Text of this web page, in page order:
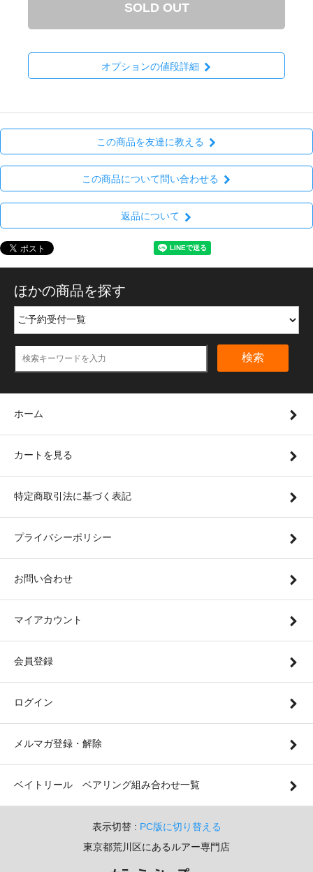
SOLD OUT
オプションの値段詳細
この商品を友達に教える
この商品について問い合わせる
返品について
ほかの商品を探す
検索
ホーム
カートを見る
特定商取引法に基づく表記
プライバシーポリシー
お問い合わせ
マイアカウント
会員登録
ログイン
メルマガ登録・解除
ベイトリール ベアリング組み合わせ一覧
表示切替 : PC版に切り替える
東京都荒川区にあるルアー専門店